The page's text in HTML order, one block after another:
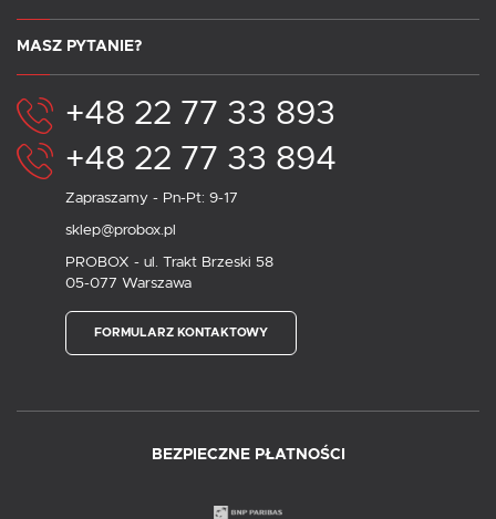
MASZ PYTANIE?
+48 22 77 33 893
+48 22 77 33 894
Zapraszamy - Pn-Pt: 9-17
sklep@probox.pl
PROBOX - ul. Trakt Brzeski 58
05-077 Warszawa
FORMULARZ KONTAKTOWY
BEZPIECZNE PŁATNOŚCI